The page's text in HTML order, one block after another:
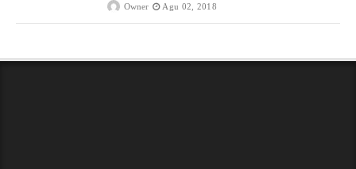
Owner Agu 02, 2018